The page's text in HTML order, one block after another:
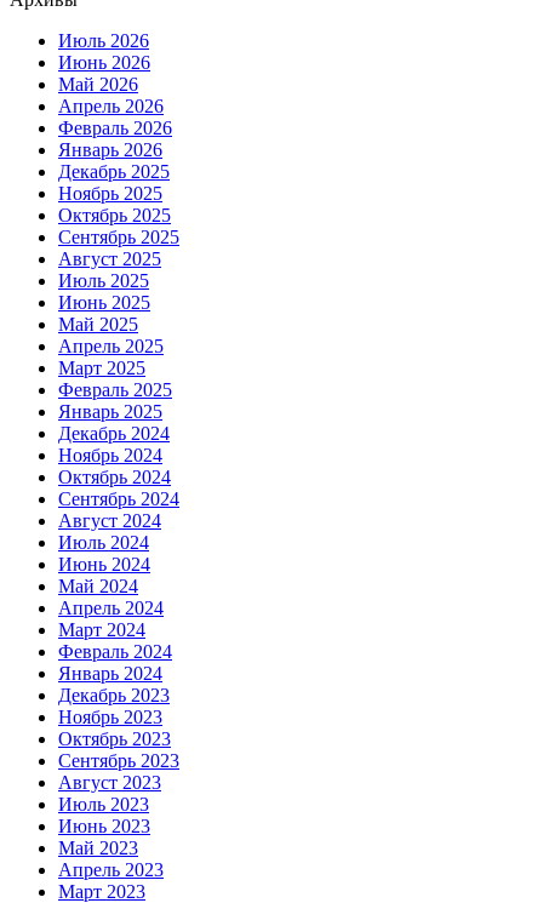
Июль 2026
Июнь 2026
Май 2026
Апрель 2026
Февраль 2026
Январь 2026
Декабрь 2025
Ноябрь 2025
Октябрь 2025
Сентябрь 2025
Август 2025
Июль 2025
Июнь 2025
Май 2025
Апрель 2025
Март 2025
Февраль 2025
Январь 2025
Декабрь 2024
Ноябрь 2024
Октябрь 2024
Сентябрь 2024
Август 2024
Июль 2024
Июнь 2024
Май 2024
Апрель 2024
Март 2024
Февраль 2024
Январь 2024
Декабрь 2023
Ноябрь 2023
Октябрь 2023
Сентябрь 2023
Август 2023
Июль 2023
Июнь 2023
Май 2023
Апрель 2023
Март 2023